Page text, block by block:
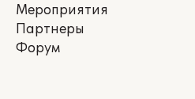
Мероприятия
Партнеры
Форум